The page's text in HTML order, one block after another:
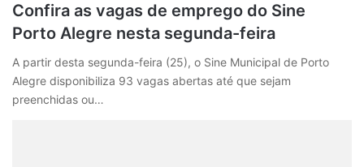
Confira as vagas de emprego do Sine
Porto Alegre nesta segunda-feira
A partir desta segunda-feira (25), o Sine Municipal de Porto
Alegre disponibiliza 93 vagas abertas até que sejam
preenchidas ou…